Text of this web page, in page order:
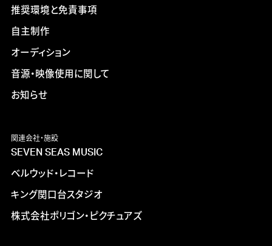
推奨環境と免責事項
自主制作
オーディション
音源・映像使用に関して
お知らせ
関連会社・施設
SEVEN SEAS MUSIC
ベルウッド・レコード
キング関口台スタジオ
株式会社ポリゴン・ピクチュアズ